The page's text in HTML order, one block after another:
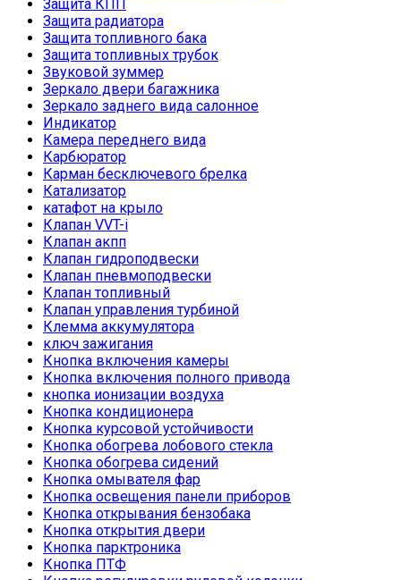
Защита КПП
Защита радиатора
Защита топливного бака
Защита топливных трубок
Звуковой зуммер
Зеркало двери багажника
Зеркало заднего вида салонное
Индикатор
Камера переднего вида
Карбюратор
Карман бесключевого брелка
Катализатор
катафот на крыло
Клапан VVT-i
Клапан акпп
Клапан гидроподвески
Клапан пневмоподвески
Клапан топливный
Клапан управления турбиной
Клемма аккумулятора
ключ зажигания
Кнопка включения камеры
Кнопка включения полного привода
кнопка ионизации воздуха
Кнопка кондиционера
Кнопка курсовой устойчивости
Кнопка обогрева лобового стекла
Кнопка обогрева сидений
Кнопка омывателя фар
Кнопка освещения панели приборов
Кнопка открывания бензобака
Кнопка открытия двери
Кнопка парктроника
Кнопка ПТФ